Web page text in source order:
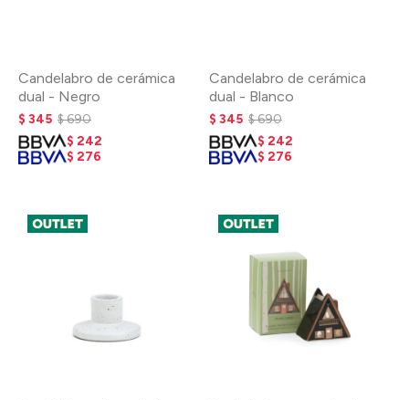
Candelabro de cerámica
dual - Negro
$ 345 $690
$ 242
$ 276
Candelabro de cerámica
dual - Blanco
$ 345 $690
$ 242
$ 276